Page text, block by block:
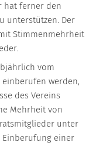
hat ferner den
unterstützen. Der
Stimmenmehrheit
vom
einberufen werden,
des Vereins
Mehrheit von
unter
Einberufung einer